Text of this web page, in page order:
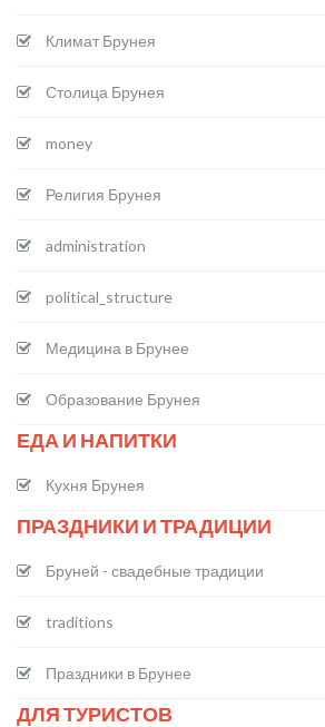
Климат Брунея
Столица Брунея
money
Религия Брунея
administration
political_structure
Медицина в Брунее
Образование Брунея
ЕДА И НАПИТКИ
Кухня Брунея
ПРАЗДНИКИ И ТРАДИЦИИ
Бруней - свадебные традиции
traditions
Праздники в Брунее
ДЛЯ ТУРИСТОВ